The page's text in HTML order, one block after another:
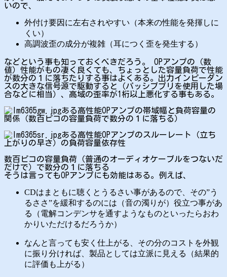
いので、
外付け要因に左右されやすい（本来の性能を発揮しに
くい）
高調波歪の成分が複雑（耳につく歪を発生する）
などという事も知っておくべきだろう。 OPアンプの（数
値）性能がもの凄く良くても、ちょっとした容量負荷で性能
が数分の１に落ちたりする事はよくある。出力インピーダン
スの大きな信号源で駆動すると（パッシブプリを使用した場
合などに相当）、高域の歪率が1桁以上悪化する事もある。
ある高性能OPアンプの帯域幅と負荷容量の
関係（数百ピコの容量負荷で数分の１に落ちる）
ある高性能OPアンプのスルーレート（立ち
上がりの早さ）の負荷容量依存性
数百ピコの容量負荷（普通のオーディオケーブルをつないだ
だけで）で数分の１に落ちる
そうは言ってもOPアンプにも効能はある。例えば、
CDはまともに聴くとうるさい事があるので、その”う
るささ”を緩和するのには（音の濁りが）役立つ事があ
る（電解コンデンサを通すようなものといったらおわ
かりいただけるだろうか）
なんと言っても安く仕上がる、その分のコストを外観
に振り分ければ、製品としては立派に見える（結果的
に評価も上がる）